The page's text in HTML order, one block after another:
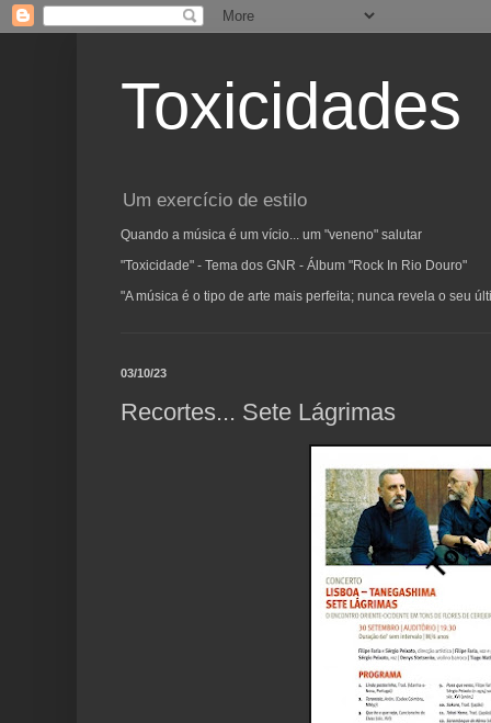
Toxicidades
Um exercício de estilo
Quando a música é um vício... um "veneno" salutar
"Toxicidade" - Tema dos GNR - Álbum "Rock In Rio Douro"
"A música é o tipo de arte mais perfeita; nunca revela o seu
03/10/23
Recortes... Sete Lágrimas